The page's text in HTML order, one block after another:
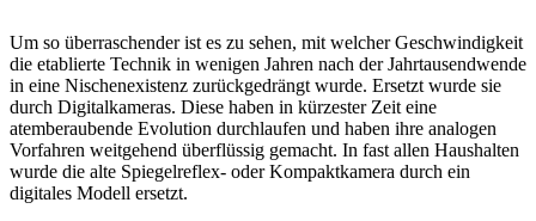
Um so überraschender ist es zu sehen, mit welcher Geschwindigkeit
die etablierte Technik in wenigen Jahren nach der Jahrtausendwende
in eine Nischenexistenz zurückgedrängt wurde. Ersetzt wurde sie
durch Digitalkameras. Diese haben in kürzester Zeit eine
atemberaubende Evolution durchlaufen und haben ihre analogen
Vorfahren weitgehend überflüssig gemacht. In fast allen Haushalten
wurde die alte Spiegelreflex- oder Kompaktkamera durch ein
digitales Modell ersetzt.